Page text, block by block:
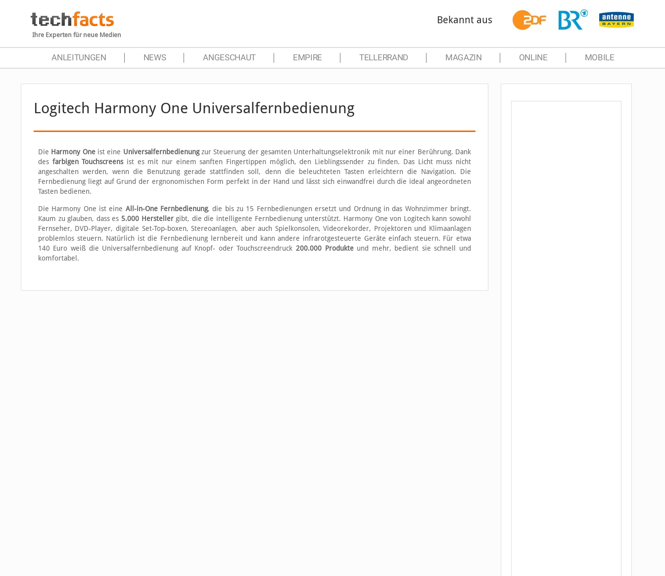
Ihre Experten für neue Medien
Bekannt aus
ANLEITUNGEN NEWS ANGESCHAUT EMPIRE TELLERRAND MAGAZIN ONLINE MOBILE
Logitech Harmony One Universalfernbedienung
Die Harmony Oneist eine Universalfernbedienungzur Steuerung der gesamten Unterhaltungselektronik mit nur einer Berührung. Dank
des farbigen Touchscreensist es mit nur einem sanften Fingertippen möglich, den Lieblingssender zu finden. Das Licht muss nicht
angeschalten werden, wenn die Benutzung gerade stattfinden soll, denn die beleuchteten Tasten erleichtern die Navigation. Die
Fernbedienung liegt auf Grund der ergnonomischen Form perfekt in der Hand und lässt sich einwandfrei durch die ideal angeordneten
Tasten bedienen.
Die Harmony One ist eine All-in-One Fernbedienung, die bis zu 15 Fernbedienungen ersetzt und Ordnung in das Wohnzimmer bringt.
Kaum zu glauben, dass es 5.000 Herstellergibt, die die intelligente Fernbedienung unterstützt. Harmony One von Logitech kann sowohl
Fernseher, DVD-Player, digitale Set-Top-boxen, Stereoanlagen, aber auch Spielkonsolen, Videorekorder, Projektoren und Klimaanlagen
problemlos steuern. Natürlich ist die Fernbedienung lernbereit und kann andere infrarotgesteuerte Geräte einfach steuern. Für etwa
140 Euro weiß die Universalfernbedienung auf Knopf- oder Touchscreendruck200.000 Produkteund mehr, bedient sie schnell und
komfortabel.